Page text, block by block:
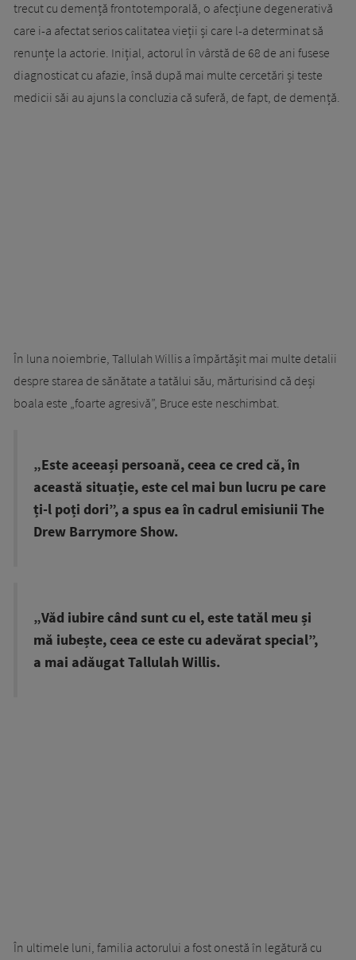
trecut cu demență frontotemporală, o afecțiune degenerativă
care i-a afectat serios calitatea vieții și care l-a determinat să
renunțe la actorie. Inițial, actorul în vârstă de 68 de ani fusese
diagnosticat cu afazie, însă după mai multe cercetări și teste
medicii săi au ajuns la concluzia că suferă, de fapt, de demență.
În luna noiembrie, Tallulah Willis a împărtășit mai multe detalii
despre starea de sănătate a tatălui său, mărturisind că deși
boala este „foarte agresivă”, Bruce este neschimbat.
„Este aceeași persoană, ceea ce cred că, în
această situație, este cel mai bun lucru pe care
ți-l poți dori”, a spus ea în cadrul emisiunii The
Drew Barrymore Show.
„Văd iubire când sunt cu el, este tatăl meu și
mă iubește, ceea ce este cu adevărat special”,
a mai adăugat Tallulah Willis.
În ultimele luni, familia actorului a fost onestă în legătură cu